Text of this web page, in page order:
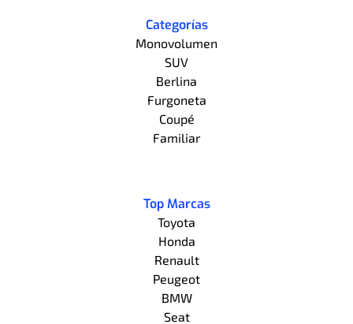
Categorías
Monovolumen
SUV
Berlina
Furgoneta
Coupé
Familiar
Top Marcas
Toyota
Honda
Renault
Peugeot
BMW
Seat